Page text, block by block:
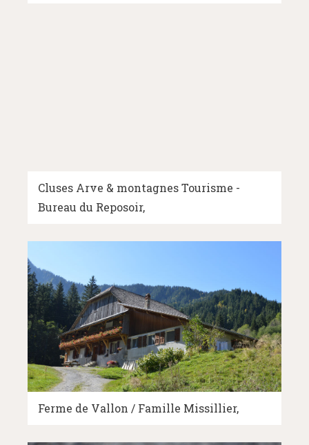
Cluses Arve & montagnes Tourisme -
Bureau du Reposoir
Ferme de Vallon / Famille Missillier